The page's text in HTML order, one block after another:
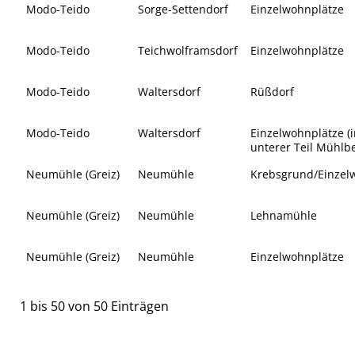
Modo-Teido Sorge-Settendorf Einzelwohnplätze
Modo-Teido Teichwolframsdorf Einzelwohnplätze
Modo-Teido Waltersdorf Rüßdorf
Modo-Teido Waltersdorf
Einzelwohnplätze
unterer Teil
Neumühle (Greiz)
Neumühle Krebsgrund/
Neumühle (Greiz) Neumühle Lehnamühle
Neumühle (Greiz) Neumühle Einzelwohnplätze
1 bis 50 von 50 Einträgen